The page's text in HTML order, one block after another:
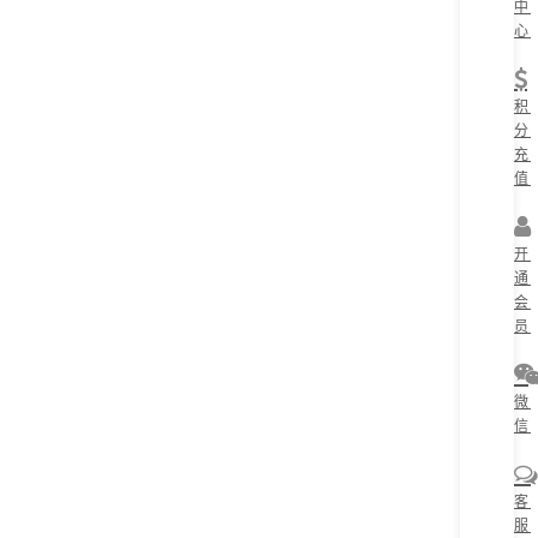
中
心
积
分
充
值
开
通
会
员
微
信
客
服